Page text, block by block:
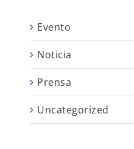
Evento
Noticia
Prensa
Uncategorized